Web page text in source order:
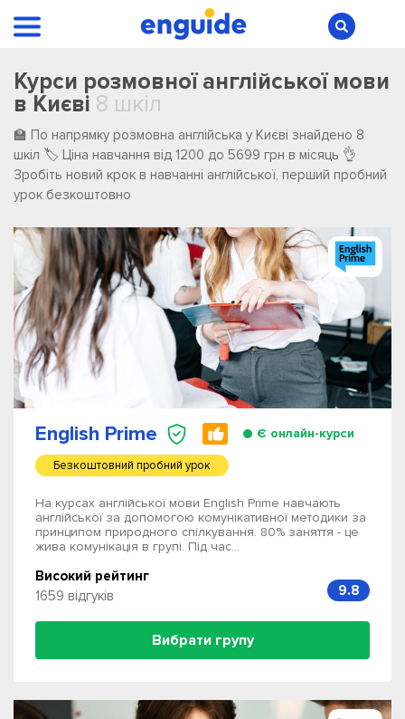
Курси розмовної англійської мови
в Києві 8 шкіл
🏫 По напрямку розмовна англійська у Києві ️знайдено ️8
️шкіл 🏷️ Ціна навчання від 1200 до 5699 грн в місяць 👌
Зробіть новий крок в навчанні англійської, перший пробний
урок безкоштовно
English Prime Є онлайн-курси
Безкоштовний пробний урок
На курсах англійської мови English Prime навчають
англійської за допомогою комунікативної методики за
принципом природного спілкування. 80% заняття - це
жива комунікація в групі. Під час...
Високий рейтинг
1659 відгуків
9.8
Вибрати групу